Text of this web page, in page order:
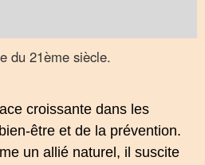
de 2026, afin de mieux
CBD s’intègre dans une
du 21ème siècle.
croissante dans les
et de la prévention.
un allié naturel, il suscite